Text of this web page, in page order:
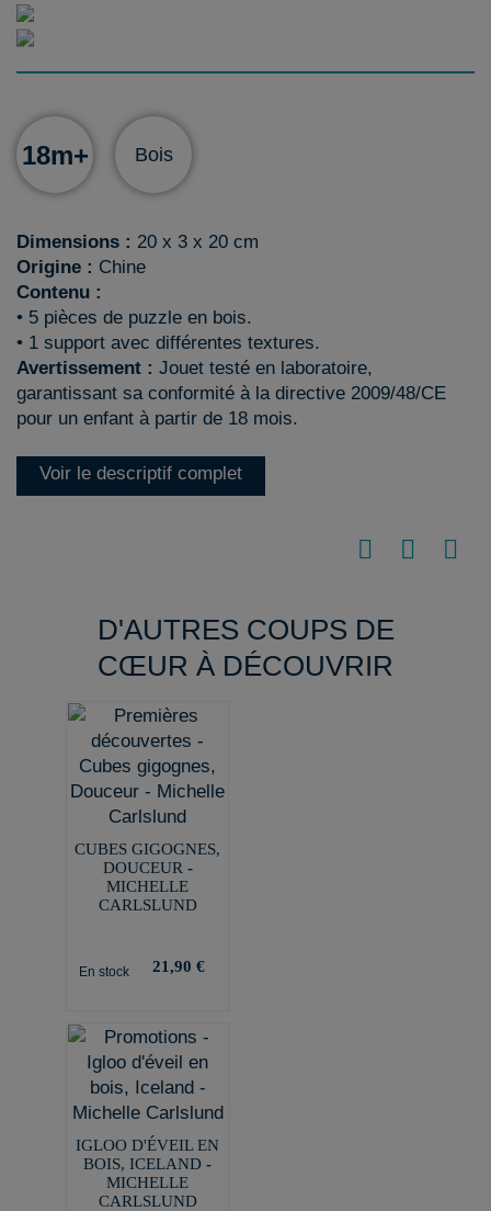
18m+ Bois
Dimensions : 20 x 3 x 20 cm
Origine : Chine
Contenu :
• 5 pièces de puzzle en bois.
• 1 support avec différentes textures.
Avertissement : Jouet testé en laboratoire,
garantissant sa conformité à la directive 2009/48/CE
pour un enfant à partir de 18 mois.
Voir le descriptif complet
D'AUTRES COUPS DE
CŒUR À DÉCOUVRIR
CUBES GIGOGNES,
DOUCEUR -
MICHELLE
CARLSLUND
En stock 21,90 €
IGLOO D'ÉVEIL EN
BOIS, ICELAND -
MICHELLE
CARLSLUND